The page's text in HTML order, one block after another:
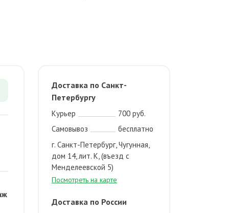
Доставка по Санкт-
Петербургу
Курьер
700 руб.
Самовывоз
бесплатно
г. Санкт-Петербург, Чугунная,
дом 14, лит. К, (въезд с
Менделеевской 5)
Посмотреть на карте
Доставка по России